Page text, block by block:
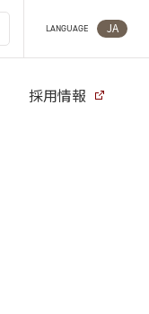
LANGUAGE JA
採用情報